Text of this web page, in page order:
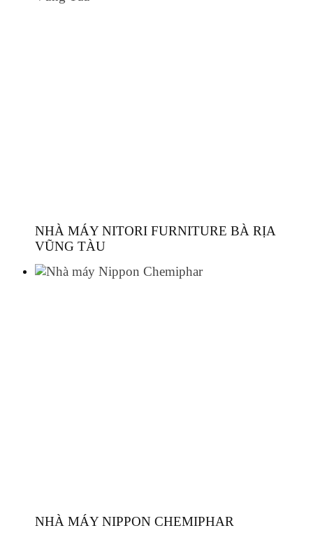
NHÀ MÁY NITORI FURNITURE BÀ RỊA
VŨNG TÀU
NHÀ MÁY NIPPON CHEMIPHAR